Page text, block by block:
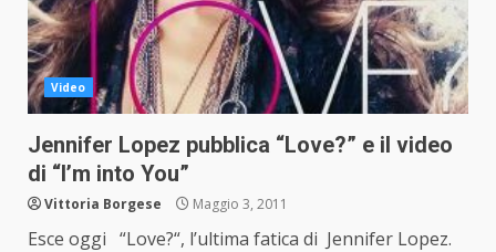
Video
Jennifer Lopez pubblica “Love?” e il video
di “I’m into You”
Vittoria Borgese Maggio 3, 2011
Esce oggi “Love?“, l’ultima fatica di Jennifer Lopez.